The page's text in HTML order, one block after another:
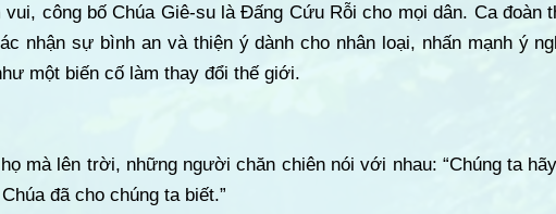
công bố Chúa Giê-su là Đấng Cứu Rỗi cho mọi dân. Ca đoàn
nhận sự bình an và thiện ý dành cho nhân loại, nhấn mạnh ý
một biến cố làm thay đổi thế giới.
mà lên trời, những người chăn chiên nói với nhau: “Chúng ta
đã cho chúng ta biết.”